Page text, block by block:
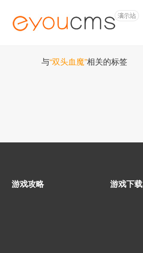
与“双头血魔”相关的标签
游戏攻略 游戏下载